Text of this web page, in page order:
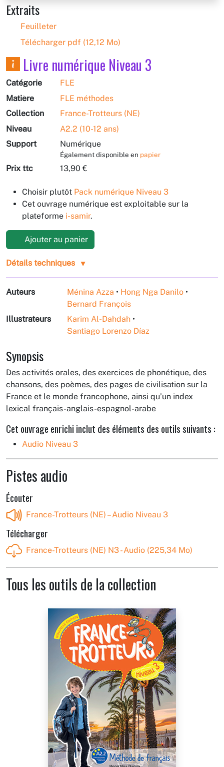
Extraits
Feuilleter
Télécharger pdf (12,12 Mo)
Livre numérique Niveau 3
Catégorie
FLE
Matière
FLE méthodes
Collection
France-Trotteurs (NE)
Niveau
A2.2 (10-12 ans)
Support
Numérique
Également disponible en papier
Prix ttc 13,90 €
Choisir plutôt Pack numérique Niveau 3
Cet ouvrage numérique est exploitable sur la
plateforme i-samir.
Ajouter au panier
Détails techniques
Auteurs Ménina Azza • Hong Nga Danilo •
Bernard François
Illustrateurs
Karim Al-Dahdah •
Santiago Lorenzo Díaz
Synopsis
Des activités orales, des exercices de phonétique, des
chansons, des poèmes, des pages de civilisation sur la
France et le monde francophone, ainsi qu’un index
lexical français-anglais-espagnol-arabe
Cet ouvrage enrichi inclut des éléments des outils suivants :
Audio Niveau 3
Pistes audio
Écouter
France-Trotteurs (NE) – Audio Niveau 3
Télécharger
France-Trotteurs (NE) N3 - Audio (225,34 Mo)
Tous les outils de la collection